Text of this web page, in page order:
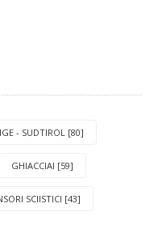
- SUDTIROL [80]
GHIACCIAI [59]
SCIISTICI [43]